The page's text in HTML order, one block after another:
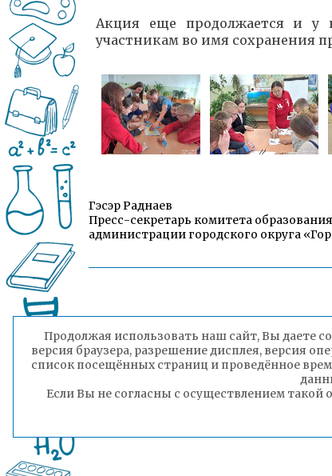
Акция еще продолжается и у
участникам во имя сохранения
Гэсэр Раднаев
Пресс-секретарь комитета образования
администрации городского округа
Продолжая использовать наш сайт, Вы даете
версия браузера, разрешение дисплея, версия
список посещённых страниц и проведённое
Если Вы не согласны с осуществлением